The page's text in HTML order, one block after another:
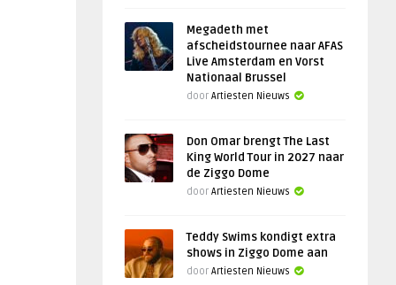
Megadeth met
afscheidstournee naar AFAS
Live Amsterdam en Vorst
Nationaal Brussel
door Artiesten Nieuws
Don Omar brengt The Last
King World Tour in 2027 naar
de Ziggo Dome
door Artiesten Nieuws
Teddy Swims kondigt extra
shows in Ziggo Dome aan
door Artiesten Nieuws